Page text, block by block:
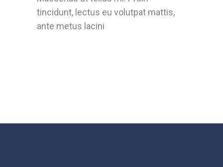
tincidunt, lectus eu volutpat mattis,
ante metus lacini